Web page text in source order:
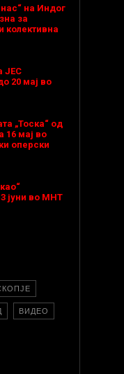
на Индог
за
колективна
ЈЕС
20 мај во
„Тоска“ од
16 мај во
оперски
јуни во МНТ
ВИДЕО